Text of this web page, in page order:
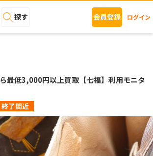
探す 会員登録 ログイン
最低3,000円以上買取【七福】利用モニタ
終了間近